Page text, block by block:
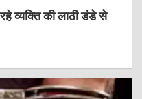
व्यक्ति की लाठी डंडे से